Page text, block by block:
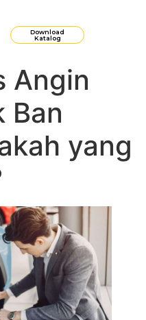
Download
Katalog
Angin
Ban
yang